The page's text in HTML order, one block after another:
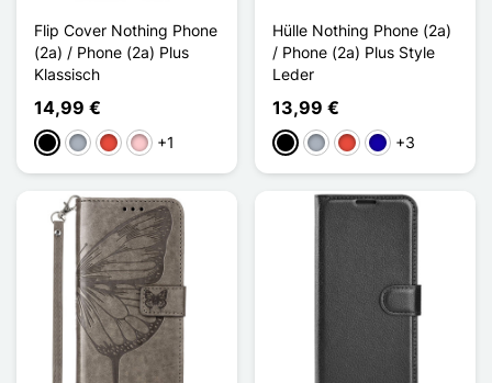
Flip Cover Nothing Phone
(2a) / Phone (2a) Plus
Klassisch
14,99 €
Schwarz
GrauRot Pink+1
Hülle Nothing Phone (2a)
/ Phone (2a) Plus Style
Leder
13,99 €
Schwarz
GrauRot Dunkelblau
+3